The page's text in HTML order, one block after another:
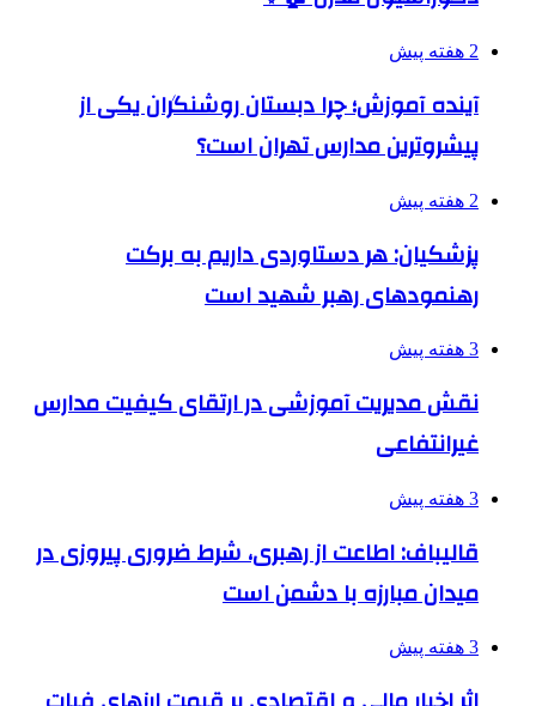
2 هفته پیش
آینده آموزش؛ چرا دبستان روشنگران یکی از
پیشروترین مدارس تهران است؟
2 هفته پیش
پزشکیان: هر دستاوردی داریم به برکت
رهنمودهای رهبر شهید است
3 هفته پیش
نقش مدیریت آموزشی در ارتقای کیفیت مدارس
غیرانتفاعی
3 هفته پیش
قالیباف: اطاعت از رهبری، شرط ضروری پیروزی در
میدان مبارزه با دشمن است
3 هفته پیش